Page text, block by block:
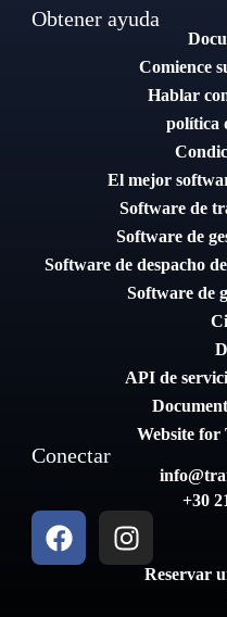
Obtener ayuda
Comience
Hablar
política
El mejor
Software de
Software de
Software de despacho
Software de
API de
Website for
Conectar
+30
Reservar